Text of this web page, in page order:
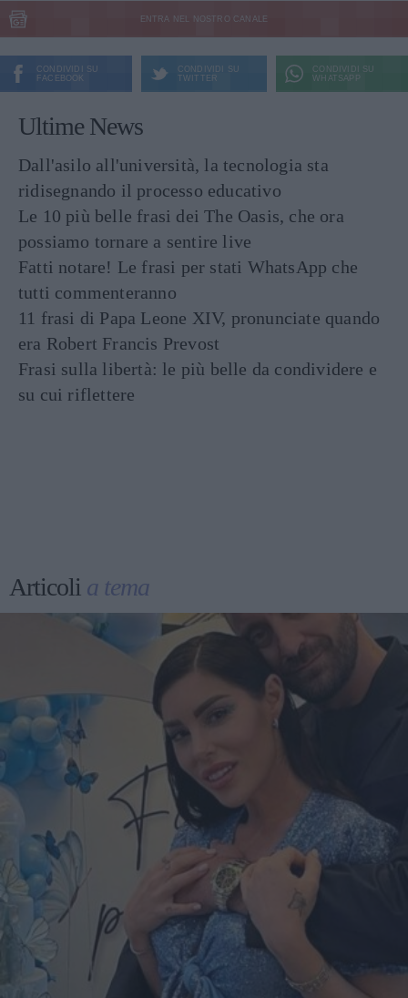
ENTRA NEL NOSTRO CANALE
CONDIVIDI SU
FACEBOOK
CONDIVIDI SU
TWITTER
CONDIVIDI SU
WHATSAPP
Ultime News
Dall'asilo all'università, la tecnologia sta
ridisegnando il processo educativo
Le 10 più belle frasi dei The Oasis, che ora
possiamo tornare a sentire live
Fatti notare! Le frasi per stati WhatsApp che
tutti commenteranno
11 frasi di Papa Leone XIV, pronunciate quando
era Robert Francis Prevost
Frasi sulla libertà: le più belle da condividere e
su cui riflettere
Articoli a tema